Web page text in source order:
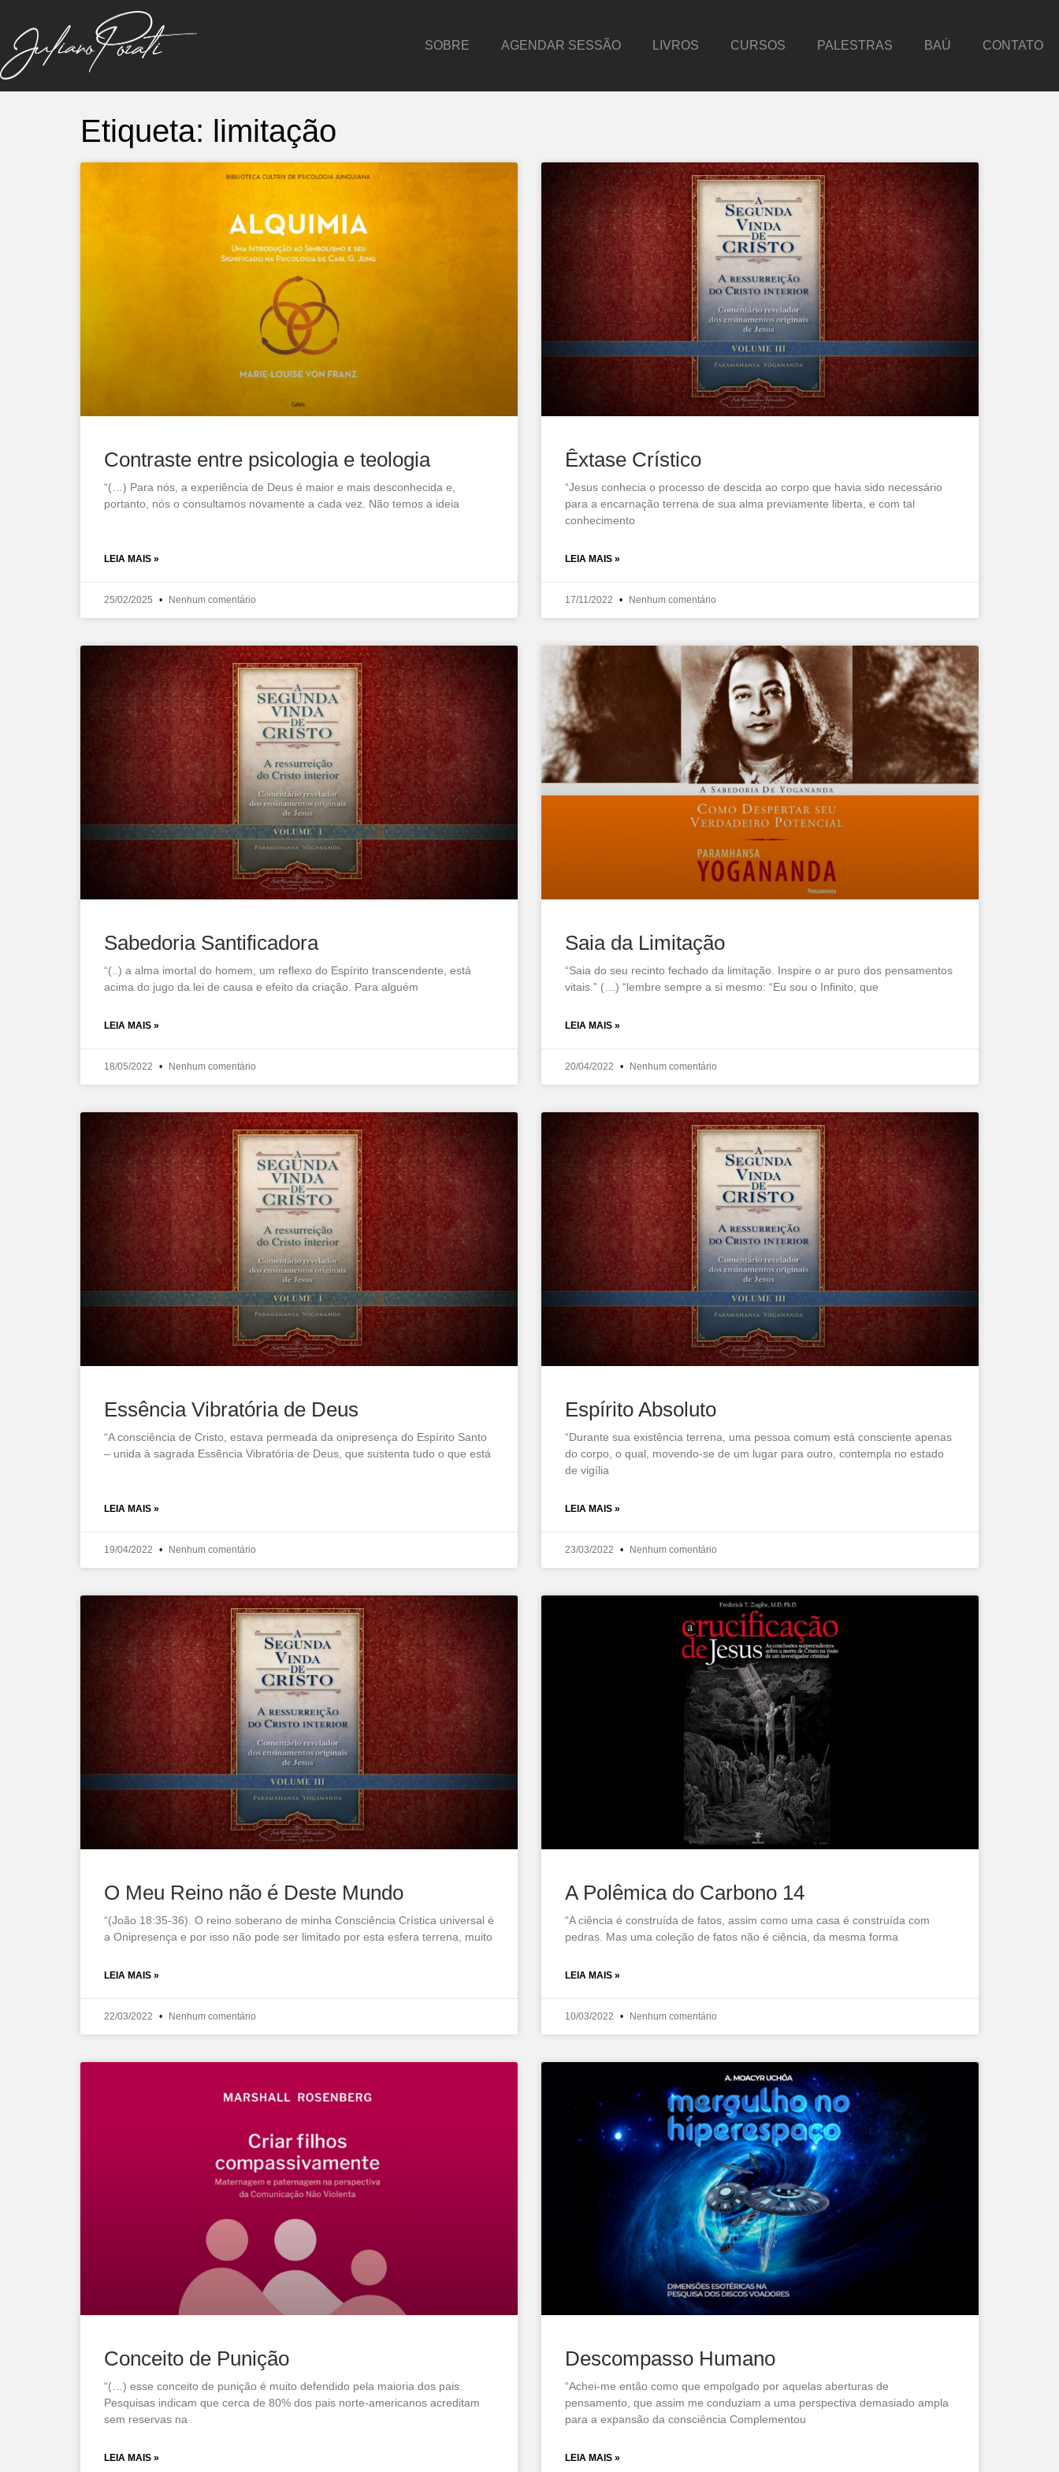
SOBRE AGENDAR SESSÃO LIVROS CURSOS PALESTRAS BAÚ CONTATO
Etiqueta: limitação
Contraste entre psicologia e teologia
“(…) Para nós, a experiência de Deus é maior e mais desconhecida e,
portanto, nós o consultamos novamente a cada vez. Não temos a ideia
LEIA MAIS »
25/02/2025 Nenhum comentário
Êxtase Crístico
“Jesus conhecia o processo de descida ao corpo que havia sido necessário
para a encarnação terrena de sua alma previamente liberta, e com tal
conhecimento
LEIA MAIS »
17/11/2022 Nenhum comentário
Sabedoria Santificadora
“(..) a alma imortal do homem, um reflexo do Espírito transcendente, está
acima do jugo da lei de causa e efeito da criação. Para alguém
LEIA MAIS »
18/05/2022 Nenhum comentário
Saia da Limitação
“Saia do seu recinto fechado da limitação. Inspire o ar puro dos pensamentos
vitais.” (…) “lembre sempre a si mesmo: “Eu sou o Infinito, que
LEIA MAIS »
20/04/2022 Nenhum comentário
Essência Vibratória de Deus
“A consciência de Cristo, estava permeada da onipresença do Espírito Santo
– unida à sagrada Essência Vibratória de Deus, que sustenta tudo o que está
LEIA MAIS »
19/04/2022 Nenhum comentário
Espírito Absoluto
“Durante sua existência terrena, uma pessoa comum está consciente apenas
do corpo, o qual, movendo-se de um lugar para outro, contempla no estado
de vigília
LEIA MAIS »
23/03/2022 Nenhum comentário
O Meu Reino não é Deste Mundo
“(João 18:35-36). O reino soberano de minha Consciência Crística universal é
a Onipresença e por isso não pode ser limitado por esta esfera terrena, muito
LEIA MAIS »
22/03/2022 Nenhum comentário
A Polêmica do Carbono 14
“A ciência é construída de fatos, assim como uma casa é construída com
pedras. Mas uma coleção de fatos não é ciência, da mesma forma
LEIA MAIS »
10/03/2022 Nenhum comentário
Conceito de Punição
“(…) esse conceito de punição é muito defendido pela maioria dos pais.
Pesquisas indicam que cerca de 80% dos pais norte-americanos acreditam
sem reservas na
LEIA MAIS »
Descompasso Humano
“Achei-me então como que empolgado por aquelas aberturas de
pensamento, que assim me conduziam a uma perspectiva demasiado ampla
para a expansão da consciência Complementou
LEIA MAIS »